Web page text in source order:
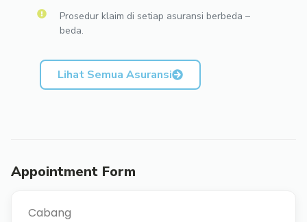
Prosedur klaim di setiap asuransi berbeda –
beda.
Lihat Semua Asuransi
Appointment Form
Cabang